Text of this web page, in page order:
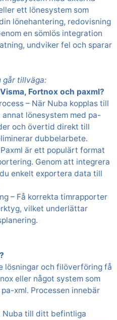
ett lönesystem som
lönehantering, redovisning
en sömlös integration
undviker fel och sparar
går tillväga:
Fortnox och paxml?
– När Nuba kopplas till
lönesystem med pa-
och övertid direkt till
dubbelarbete.
är ett populärt format
Genom att integrera
enkelt exportera data till
– Få korrekta timrapporter
vilket underlättar
lösningar och filöverföring få
eller något system som
xml. Processen innebär
Nuba till ditt befintliga